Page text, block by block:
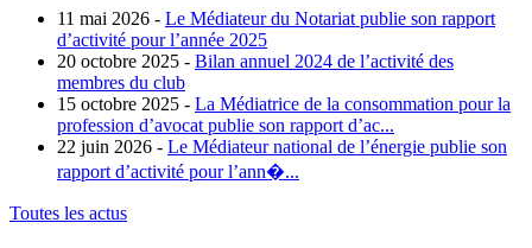
11 mai 2026 - Le Médiateur du Notariat publie son rapport
d’activité pour l’année 2025
20 octobre 2025 - Bilan annuel 2024 de l’activité des
membres du club
15 octobre 2025 - La Médiatrice de la consommation pour la
profession d’avocat publie son rapport d’ac...
22 juin 2026 - Le Médiateur national de l’énergie publie son
rapport d’activité pour l’ann�...
Toutes les actus